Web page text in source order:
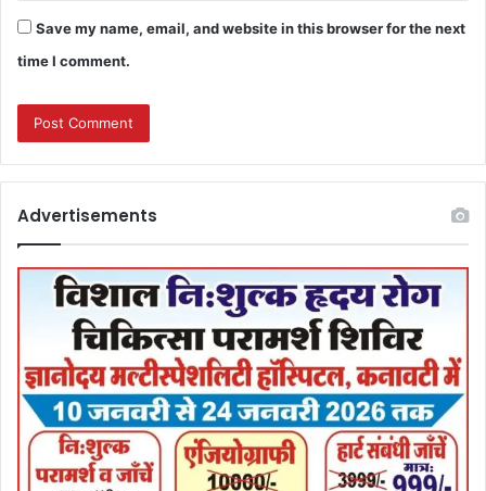
Save my name, email, and website in this browser for the next
time I comment.
Advertisements